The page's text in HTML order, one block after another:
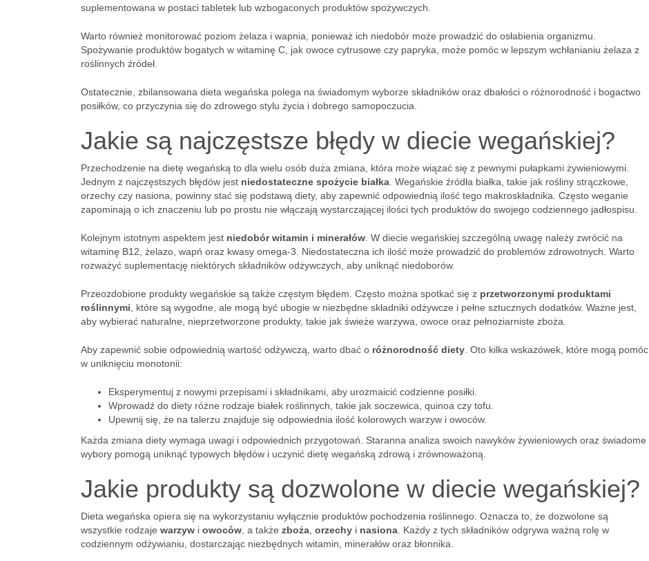
suplementowana w postaci tabletek lub wzbogaconych produktów spożywczych.
Warto również monitorować poziom żelaza i wapnia, ponieważ ich niedobór może prowadzić do osłabienia organizmu.
Spożywanie produktów bogatych w witaminę C, jak owoce cytrusowe czy papryka, może pomóc w lepszym wchłanianiu żelaza z
roślinnych źródeł.
Ostatecznie, zbilansowana dieta wegańska polega na świadomym wyborze składników oraz dbałości o różnorodność i bogactwo
posiłków, co przyczynia się do zdrowego stylu życia i dobrego samopoczucia.
Jakie są najczęstsze błędy w diecie wegańskiej?
Przechodzenie na dietę wegańską to dla wielu osób duża zmiana, która może wiązać się z pewnymi pułapkami żywieniowymi.
Jednym z najczęstszych błędów jest niedostateczne spożycie białka . Wegańskie źródła białka, takie jak rośliny strączkowe,
orzechy czy nasiona, powinny stać się podstawą diety, aby zapewnić odpowiednią ilość tego makroskładnika. Często weganie
zapominają o ich znaczeniu lub po prostu nie włączają wystarczającej ilości tych produktów do swojego codziennego jadłospisu.
Kolejnym istotnym aspektem jest niedobór witamin i minerałów . W diecie wegańskiej szczególną uwagę należy zwrócić na
witaminę B12, żelazo, wapń oraz kwasy omega-3. Niedostateczna ich ilość może prowadzić do problemów zdrowotnych. Warto
rozważyć suplementację niektórych składników odżywczych, aby uniknąć niedoborów.
Przeozdobione produkty wegańskie są także częstym błędem. Często można spotkać się z przetworzonymi produktami
roślinnymi , które są wygodne, ale mogą być ubogie w niezbędne składniki odżywcze i pełne sztucznych dodatków. Ważne jest,
aby wybierać naturalne, nieprzetworzone produkty, takie jak świeże warzywa, owoce oraz pełnoziarniste zboża.
Aby zapewnić sobie odpowiednią wartość odżywczą, warto dbać o różnorodność diety . Oto kilka wskazówek, które mogą pomóc
w uniknięciu monotonii:
Eksperymentuj z nowymi przepisami i składnikami, aby urozmaicić codzienne posiłki.
Wprowadź do diety różne rodzaje białek roślinnych, takie jak soczewica, quinoa czy tofu.
Upewnij się, że na talerzu znajduje się odpowiednia ilość kolorowych warzyw i owoców.
Każda zmiana diety wymaga uwagi i odpowiednich przygotowań. Staranna analiza swoich nawyków żywieniowych oraz świadome
wybory pomogą uniknąć typowych błędów i uczynić dietę wegańską zdrową i zrównoważoną.
Jakie produkty są dozwolone w diecie wegańskiej?
Dieta wegańska opiera się na wykorzystaniu wyłącznie produktów pochodzenia roślinnego. Oznacza to, że dozwolone są
wszystkie rodzaje warzyw i owoców , a także zboża orzechy i nasiona . Każdy z tych składników odgrywa ważną rolę w
codziennym odżywianiu, dostarczając niezbędnych witamin, minerałów oraz błonnika.